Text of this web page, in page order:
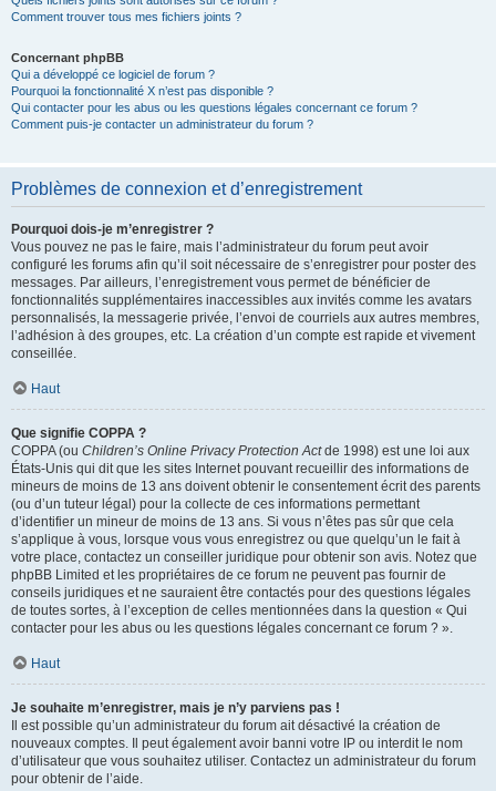
Comment trouver tous mes fichiers joints ?
Concernant phpBB
Qui a développé ce logiciel de forum ?
Pourquoi la fonctionnalité X n’est pas disponible ?
Qui contacter pour les abus ou les questions légales concernant ce forum ?
Comment puis-je contacter un administrateur du forum ?
Problèmes de connexion et d’enregistrement
Pourquoi dois-je m’enregistrer ?
Vous pouvez ne pas le faire, mais l’administrateur du forum peut avoir
configuré les forums afin qu’il soit nécessaire de s’enregistrer pour poster des
messages. Par ailleurs, l’enregistrement vous permet de bénéficier de
fonctionnalités supplémentaires inaccessibles aux invités comme les avatars
personnalisés, la messagerie privée, l’envoi de courriels aux autres membres,
l’adhésion à des groupes, etc. La création d’un compte est rapide et vivement
conseillée.
Haut
Que signifie COPPA ?
COPPA (ou Children’s Online Privacy Protection Actde 1998) est une loi aux
États-Unis qui dit que les sites Internet pouvant recueillir des informations de
mineurs de moins de 13 ans doivent obtenir le consentement écrit des parents
(ou d’un tuteur légal) pour la collecte de ces informations permettant
d’identifier un mineur de moins de 13 ans. Si vous n’êtes pas sûr que cela
s’applique à vous, lorsque vous vous enregistrez ou que quelqu’un le fait à
votre place, contactez un conseiller juridique pour obtenir son avis. Notez que
phpBB Limited et les propriétaires de ce forum ne peuvent pas fournir de
conseils juridiques et ne sauraient être contactés pour des questions légales
de toutes sortes, à l’exception de celles mentionnées dans la question « Qui
contacter pour les abus ou les questions légales concernant ce forum ? ».
Haut
Je souhaite m’enregistrer, mais je n’y parviens pas !
Il est possible qu’un administrateur du forum ait désactivé la création de
nouveaux comptes. Il peut également avoir banni votre IP ou interdit le nom
d’utilisateur que vous souhaitez utiliser. Contactez un administrateur du forum
pour obtenir de l’aide.